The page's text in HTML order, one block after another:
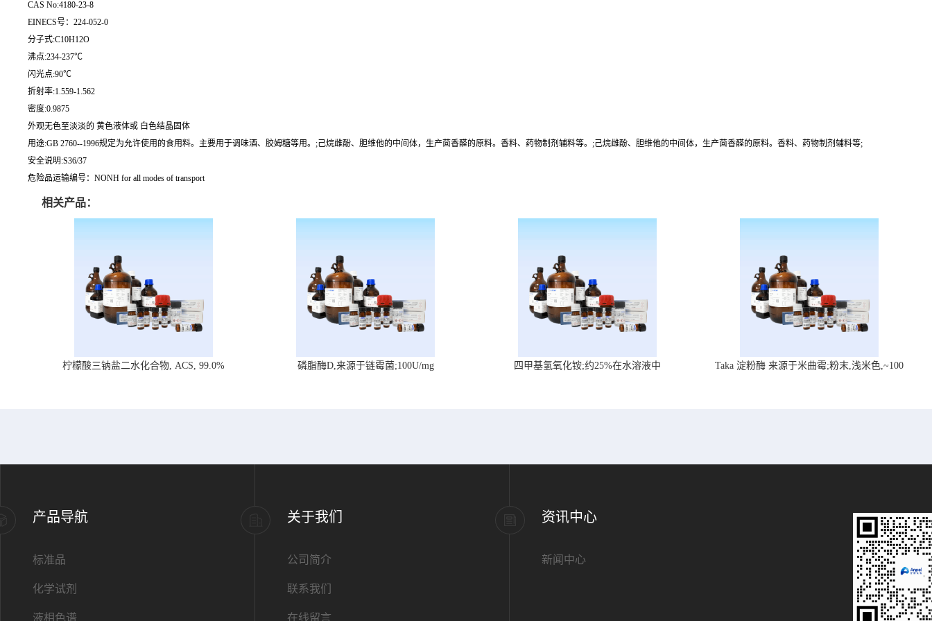
CAS No:4180-23-8
EINECS号：224-052-0
分子式:C10H12O
沸点:234-237℃
闪光点:90℃
折射率:1.559-1.562
密度:0.9875
外观无色至淡淡的 黄色液体或 白色结晶固体
用途:GB 2760--1996规定为允许使用的食用料。主要用于调味酒、胶姆糖等用。;己烷雌酚、胆维他的中间体，生产茴香醛的原料。香料、药物制剂辅料等。;己烷雌酚、胆维他的中间体，生产茴香醛的原料。香料、药物制剂辅料等;
安全说明:S36/37
危险品运输编号：NONH for all modes of transport
相关产品：
柠檬酸三钠盐二水化合物, ACS, 99.0% 磷脂酶D,来源于链霉菌;100U/mg 四甲基氢氧化铵;约25%在水溶液中
Taka 淀粉酶 来源于米曲霉;粉末,浅米色,~100
产品导航
标准品
化学试剂
液相色谱
关于我们
公司简介
联系我们
在线留言
资讯中心
新闻中心